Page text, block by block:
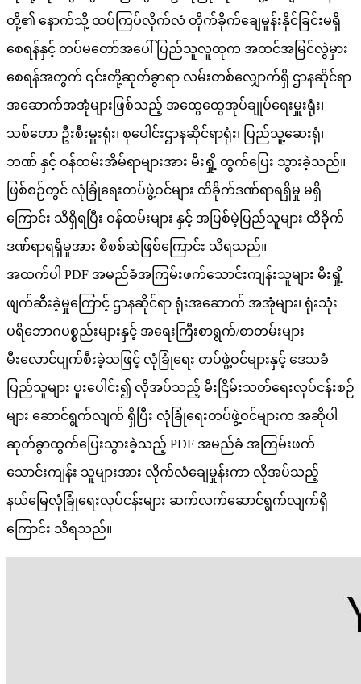
တို့၏ နောက်သို့ ထပ်ကြပ်လိုက်လံ တိုက်ခိုက်ချေမှုန်းနိုင်ခြင်းမရှိ
စေရန်နှင့် တပ်မတော်အပေါ် ပြည်သူလူထုက အထင်အမြင်လွဲမှား
စေရန်အတွက် ၎င်းတို့ဆုတ်ခွာရာ လမ်းတစ်လျှောက်ရှိ ဌာနဆိုင်ရာ
အဆောက်အအုံများဖြစ်သည့် အထွေထွေအုပ်ချုပ်ရေးမှူးရုံး၊
သစ်တော ဦးစီးမှူးရုံး၊ စုပေါင်းဌာနဆိုင်ရာရုံး၊ ပြည်သူ့ဆေးရုံ၊
ဘဏ် နှင့် ဝန်ထမ်းအိမ်ရာများအား မီးရှို့ ထွက်ပြေး သွားခဲ့သည်။
ဖြစ်စဉ်တွင် လုံခြုံရေးတပ်ဖွဲ့ဝင်များ ထိခိုက်ဒဏ်ရာရရှိမှု မရှိ
ကြောင်း သိရှိရပြီး ဝန်ထမ်းများ နှင့် အပြစ်မဲ့ပြည်သူများ ထိခိုက်
ဒဏ်ရာရရှိမှုအား စိစစ်ဆဲဖြစ်ကြောင်း သိရသည်။
အထက်ပါ PDF အမည်ခံအကြမ်းဖက်သောင်းကျန်းသူများ မီးရှို့
ဖျက်ဆီးခဲ့မှုကြောင့် ဌာနဆိုင်ရာ ရုံးအဆောက် အအုံများ၊ ရုံးသုံး
ပရိဘောဂပစ္စည်းများနှင့် အရေးကြီးစာရွက်/စာတမ်းများ
မီးလောင်ပျက်စီးခဲ့သဖြင့် လုံခြုံရေး တပ်ဖွဲ့ဝင်များနှင့် ဒေသခံ
ပြည်သူများ ပူးပေါင်း၍ လိုအပ်သည့် မီးငြိမ်းသတ်ရေးလုပ်ငန်းစဉ်
များ ဆောင်ရွက်လျက် ရှိပြီး လုံခြုံရေးတပ်ဖွဲ့ဝင်များက အဆိုပါ
ဆုတ်ခွာထွက်ပြေးသွားခဲ့သည့် PDF အမည်ခံ အကြမ်းဖက်
သောင်းကျန်း သူများအား လိုက်လံချေမှုန်းကာ လိုအပ်သည့်
နယ်မြေလုံခြုံရေးလုပ်ငန်းများ ဆက်လက်ဆောင်ရွက်လျက်ရှိ
ကြောင်း သိရသည်။